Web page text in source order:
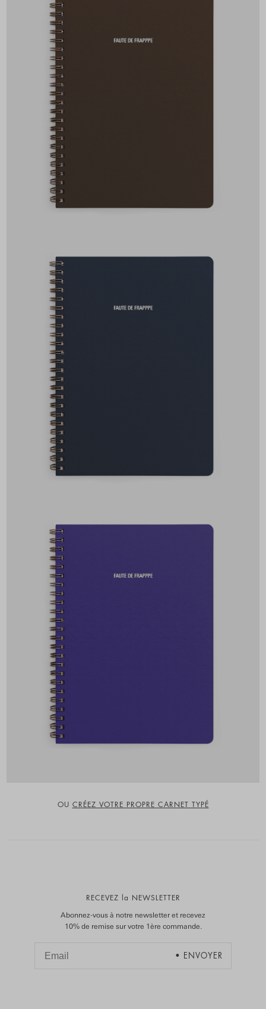
OU CRÉEZ VOTRE PROPRE CARNET TYPÉ
RECEVEZ la NEWSLETTER
Abonnez-vous à notre newsletter et recevez
10% de remise sur votre 1ère commande.